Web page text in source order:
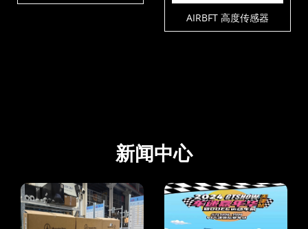
沉、颠簸困扰，气囊赋
AIRBFT 高度传感器
新闻中心